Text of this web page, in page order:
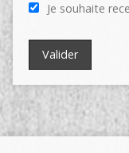
Je souhaite